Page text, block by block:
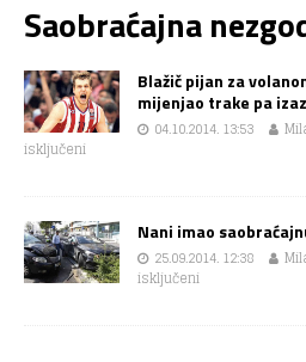
Saobraćajna
Blažič pijan za
mijenjao trake pa
04.10.2014. 13:53
isključeni
Nani imao
25.09.2014. 12:38
isključeni